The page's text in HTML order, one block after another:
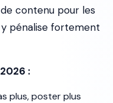
contenu pour les
pénalise fortement
:
plus, poster plus